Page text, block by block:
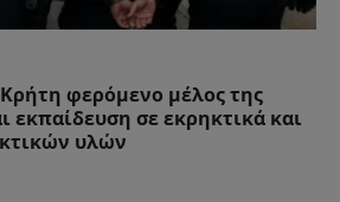
φερόμενο μέλος της
εκπαίδευση σε εκρηκτικά και
υλών